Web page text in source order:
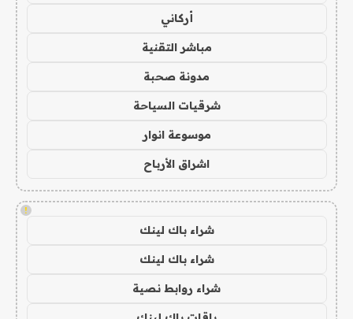
أركاني
مباشر التقنية
مدونة صحبة
شرقيات السياحة
موسوعة انوار
اشراق الأرباح
!
شراء باك لينك
شراء باك لينك
شراء روابط نصية